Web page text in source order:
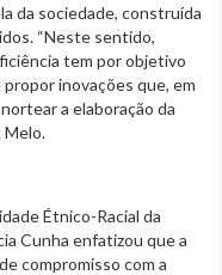
da sociedade, construída
“Neste sentido,
tem por objetivo
inovações que, em
a elaboração da
Melo.
Étnico-Racial da
Cunha enfatizou que a
compromisso com a